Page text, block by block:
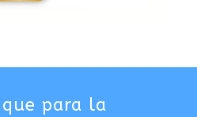
que para la